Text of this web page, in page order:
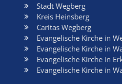
Stadt Wegberg
Kreis Heinsberg
Caritas Wegberg
Evangelische Kirche in
Evangelische Kirche in
Evangelische Kirche in
Evangelische Kirche in